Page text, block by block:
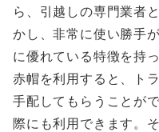
ら、引越しの専門業者
かし、非常に使い勝手
に優れている特徴を持
赤帽を利用すると、ト
手配してもらうことが
際にも利用できます。